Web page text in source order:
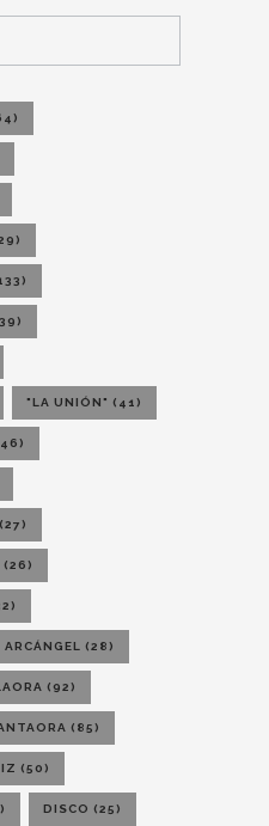
"LA UNIÓN" (41)
(27)
(26)
ARCÁNGEL (28)
(92)
(85)
(50)
DISCO (25)